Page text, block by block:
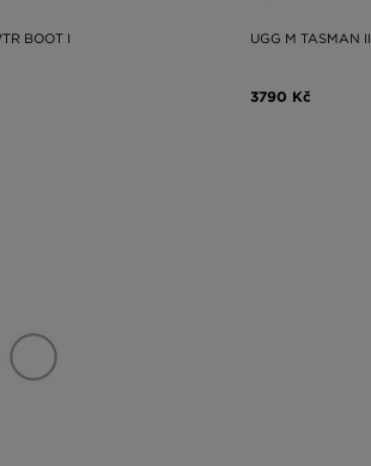
BOOT I UGG M TASMAN II
3790 Kč